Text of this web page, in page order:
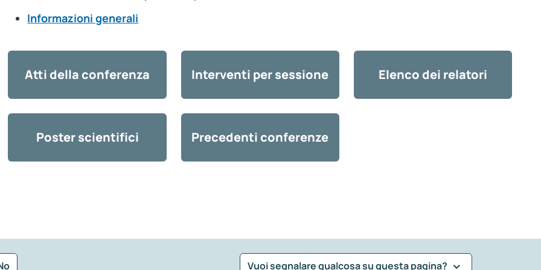
Informazioni generali
Atti della conferenza Interventi per sessione Elenco dei relatori
Poster scientifici Precedenti conferenze
Vuoi segnalare qualcosa su questa pagina?